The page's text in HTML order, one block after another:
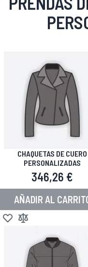
CHAQUETAS DE CUERO
PERSONALIZADAS
346,26 €
AÑADIR AL
Añadir a la Lista de Deseos
Añadir para comparar